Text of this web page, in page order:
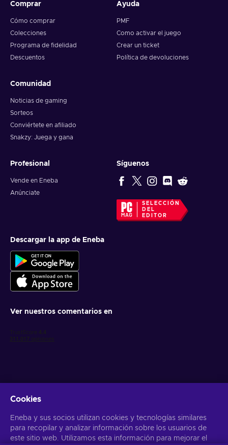
Comprar
Cómo comprar
Colecciones
Programa de fidelidad
Descuentos
Ayuda
PMF
Como activar el juego
Crear un ticket
Política de devoluciones
Comunidad
Noticias de gaming
Sorteos
Conviértete en afiliado
Snakzy: Juega y gana
Profesional
Vende en Eneba
Anúnciate
Síguenos
SELECCIÓN
DEL
EDITOR
Descargar la app de Eneba
Ver nuestros comentarios en
Obtén ofertas personalizadas de videojuegos
Suscribirse
Puedes darte de baja en cualquier momento. Visita el apartadoAviso
Cookies
Eneba y sus socios utilizan cookies y tecnologías similares
para recopilar y analizar información sobre los usuarios de
este sitio web. Utilizamos esta información para mejorar el